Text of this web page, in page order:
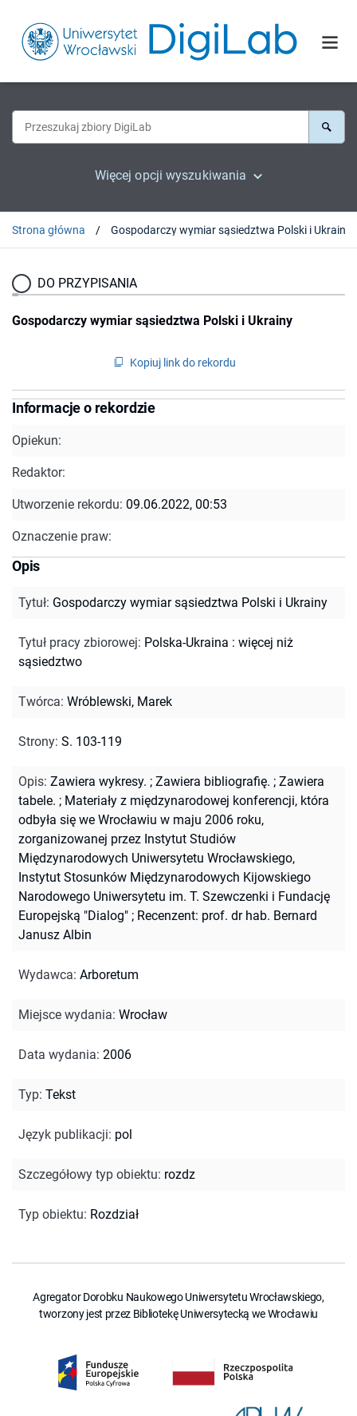
Więcej opcji wyszukiwania
Strona główna Gospodarczy wymiar sąsiedztwa Polski i Ukrainy
DO PRZYPISANIA
Gospodarczy wymiar sąsiedztwa Polski i Ukrainy
Kopiuj link do rekordu
Informacje o rekordzie
Opiekun:
Redaktor:
Utworzenie rekordu: 09.06.2022, 00:53
Oznaczenie praw:
Opis
Tytuł: Gospodarczy wymiar sąsiedztwa Polski i Ukrainy
Tytuł pracy zbiorowej: Polska-Ukraina : więcej niż
sąsiedztwo
Twórca: Wróblewski, Marek
Strony: S. 103-119
Opis: Zawiera wykresy. ; Zawiera bibliografię. ; Zawiera
tabele. ; Materiały z międzynarodowej konferencji, która
odbyła się we Wrocławiu w maju 2006 roku,
zorganizowanej przez Instytut Studiów
Międzynarodowych Uniwersytetu Wrocławskiego,
Instytut Stosunków Międzynarodowych Kijowskiego
Narodowego Uniwersytetu im. T. Szewczenki i Fundację
Europejską "Dialog" ; Recenzent: prof. dr hab. Bernard
Janusz Albin
Wydawca: Arboretum
Miejsce wydania: Wrocław
Data wydania: 2006
Typ: Tekst
Język publikacji: pol
Szczegółowy typ obiektu: rozdz
Typ obiektu: Rozdział
Agregator Dorobku Naukowego Uniwersytetu Wrocławskiego,
tworzony jest przez Bibliotekę Uniwersytecką we Wrocławiu